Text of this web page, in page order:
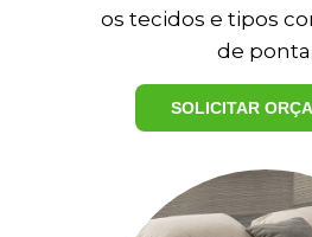
os tecidos e tipos
de ponta.
SOLICITAR